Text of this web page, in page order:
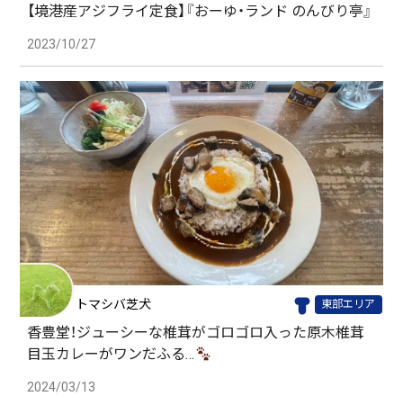
【境港産アジフライ定食】『おーゆ・ランド のんびり亭』
2023/10/27
トマシバ芝犬 東部エリア
香豊堂！ジューシーな椎茸がゴロゴロ入った原木椎茸
目玉カレーがワンだふる…
2024/03/13